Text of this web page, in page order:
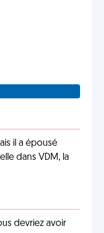
il a épousé
dans VDM, la
devriez avoir